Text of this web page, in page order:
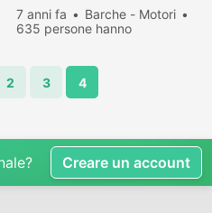
7 anni fa
Barche - Motori
635 persone hanno
2 3 4
Creare un account